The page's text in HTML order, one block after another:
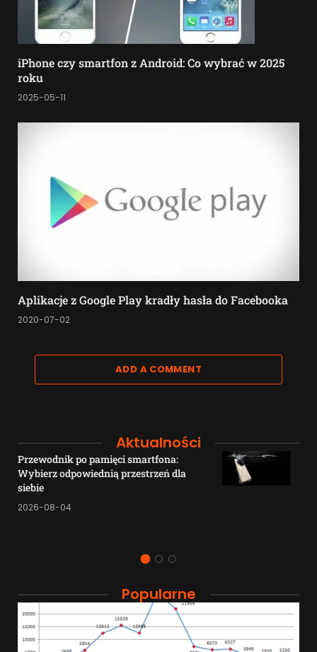
iPhone czy smartfon z Android: Co wybrać w 2025
roku
2025-05-11
Aplikacje z Google Play kradły hasła do Facebooka
2020-07-02
ADD A COMMENT
Aktualności
Przewodnik po pamięci smartfona:
Wybierz odpowiednią przestrzeń dla
siebie
2026-08-04
Popularne